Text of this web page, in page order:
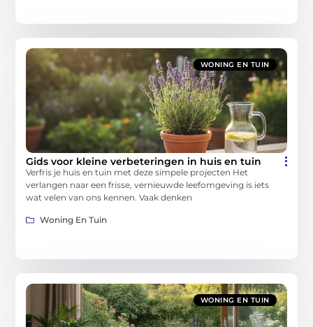
WONING EN TUIN
Gids voor kleine verbeteringen in huis en tuin
Verfris je huis en tuin met deze simpele projecten Het
verlangen naar een frisse, vernieuwde leefomgeving is iets
wat velen van ons kennen. Vaak denken
Woning En Tuin
WONING EN TUIN